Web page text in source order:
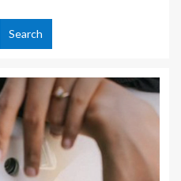
Search